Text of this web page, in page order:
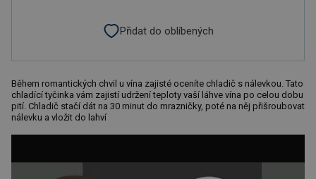
Přidat do oblíbených
Během romantických chvil u vína zajisté oceníte chladič s nálevkou. Tato
chladící tyčinka vám zajistí udržení teploty vaší láhve vína po celou dobu
pití. Chladič stačí dát na 30 minut do mrazničky, poté na něj přišroubovat
nálevku a vložit do lahví